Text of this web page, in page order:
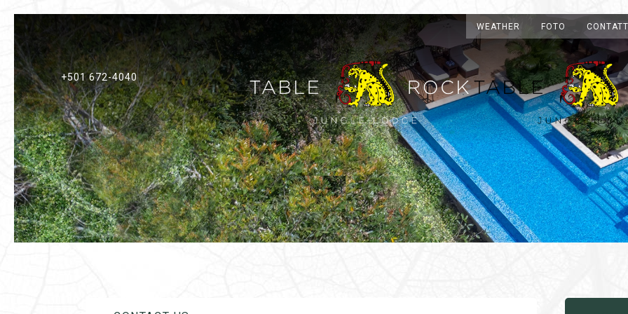
WEATHER FOTO
+501 672-4040
Previous slide